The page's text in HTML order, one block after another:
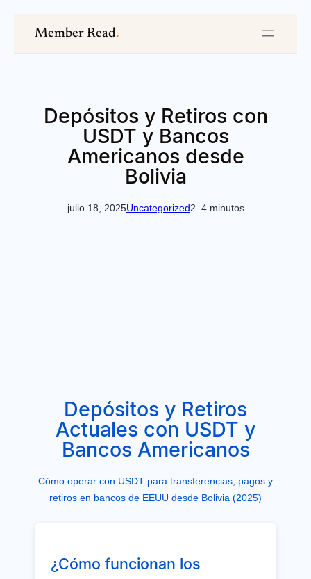
contenido
Member Read.
Depósitos y Retiros con
USDT y Bancos
Americanos desde
Bolivia
julio 18, 2025Uncategorized2–4 minutos
Depósitos y Retiros
Actuales con USDT y
Bancos Americanos
Cómo operar con USDT para transferencias, pagos y
retiros en bancos de EEUU desde Bolivia (2025)
¿Cómo funcionan los